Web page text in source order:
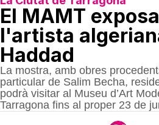
El MAMT
l'artista
Haddad
La mostra, amb obres
particular de Salim Becha,
podrà visitar al Museu d’Art
Tarragona fins al proper 23 de